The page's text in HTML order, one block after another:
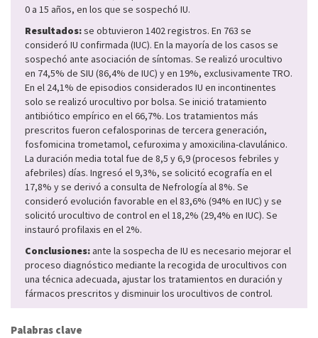
0 a 15 años, en los que se sospechó IU.
Resultados:se obtuvieron 1402 registros. En 763 se
consideró IU confirmada (IUC). En la mayoría de los casos se
sospechó ante asociación de síntomas. Se realizó urocultivo
en 74,5% de SIU (86,4% de IUC) y en 19%, exclusivamente TRO.
En el 24,1% de episodios considerados IU en incontinentes
solo se realizó urocultivo por bolsa. Se inició tratamiento
antibiótico empírico en el 66,7%. Los tratamientos más
prescritos fueron cefalosporinas de tercera generación,
fosfomicina trometamol, cefuroxima y amoxicilina-clavulánico.
La duración media total fue de 8,5 y 6,9 (procesos febriles y
afebriles) días. Ingresó el 9,3%, se solicitó ecografía en el
17,8% y se derivó a consulta de Nefrología al 8%. Se
consideró evolución favorable en el 83,6% (94% en IUC) y se
solicitó urocultivo de control en el 18,2% (29,4% en IUC). Se
instauró profilaxis en el 2%.
Conclusiones: ante la sospecha de IU es necesario mejorar el
proceso diagnóstico mediante la recogida de urocultivos con
una técnica adecuada, ajustar los tratamientos en duración y
fármacos prescritos y disminuir los urocultivos de control.
Palabras clave